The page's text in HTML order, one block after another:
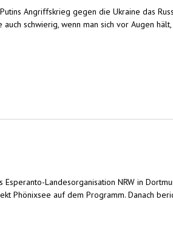
Angriffskrieg gegen die Ukraine das
schwierig, wenn man sich vor Augen
dazu" (9. 12.)
Landesorganisation NRW in
Phönixsee auf dem Programm. Danach